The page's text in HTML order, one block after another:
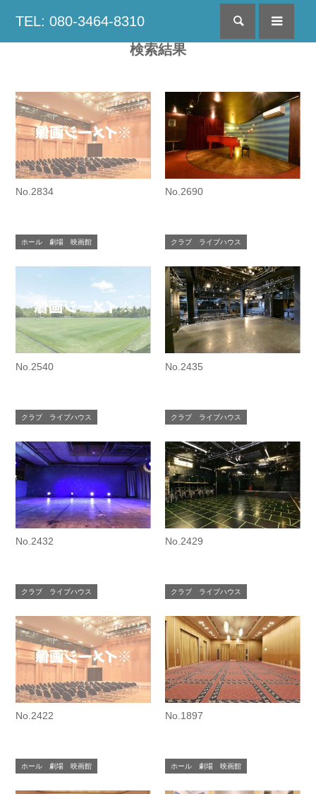
TEL: 080-3464-8310 検索
検索結果
No.2834
ホール 劇場 映画館
No.2690
クラブ ライブハウス
No.2540
クラブ ライブハウス
No.2435
クラブ ライブハウス
No.2432
クラブ ライブハウス
No.2429
クラブ ライブハウス
No.2422
ホール 劇場 映画館
No.1897
ホール 劇場 映画館